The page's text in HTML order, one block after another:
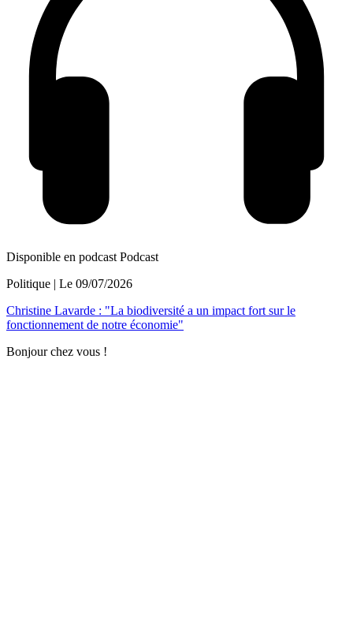
Disponible en podcast Podcast
Politique | Le 09/07/2026
Christine Lavarde : "La biodiversité a un impact fort sur le
fonctionnement de notre économie"
Bonjour chez vous !